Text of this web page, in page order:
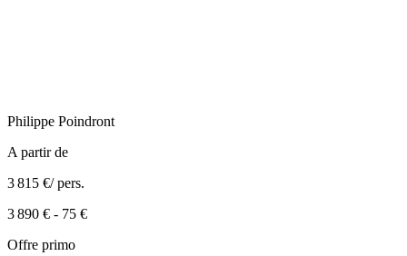
Philippe Poindront
A partir de
3 815 €/ pers.
3 890 € - 75 €
Offre primo